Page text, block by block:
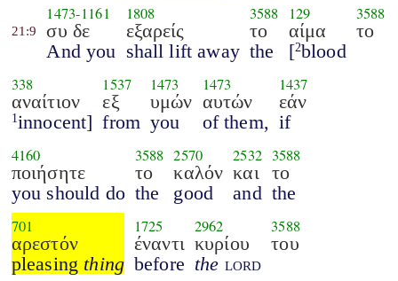
21:9
1473-1161
συ δε
And you
1808
εξαρείς
shall lift away
3588
το
the
129
αίμα
[2blood
3588
το
338
αναίτιον
1 innocent]
1537
εξ
from
1473
υμών
you
1473
αυτών
of them,
1437
εάν
if
4160
ποιήσητε
you should do
3588
το
the
2570
καλόν
good
2532
και
and
3588
το
the
701
αρεστόν
pleasing thing
1725
έναντι
before
2962
κυρίου
the lord
3588
του